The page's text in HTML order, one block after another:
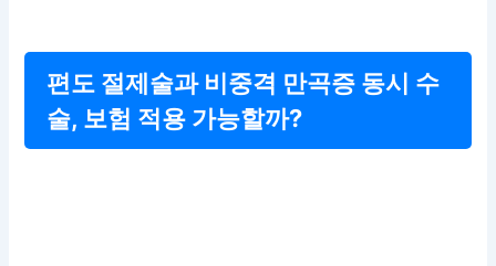
편도 절제술과 비중격 만곡증 동시 수
술, 보험 적용 가능할까?